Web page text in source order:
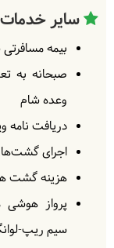
مین
برای
چهارشنبه 06/12
به سوی
مکونگ
سواری
دید و
سایر خدمات
بیمه مسافرتی
صبحانه به
وعده شام
دریافت نامه
اجرای
هزینه گشت
پرواز هوشی
سیم ریپ-